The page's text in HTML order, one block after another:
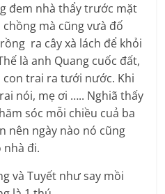
đem nhà thẩy trước mặt
mà cũng vưà đố
ra cây xà lách để khỏi
là anh Quang cuốc đất,
con trai ra tưới nước. Khi
nói, mẹ ơi ….. Nghiã thấy
sóc mỗi chiều cuả ba
nên ngày nào nó cũng
nhà đi.
và Tuyết như say mồi